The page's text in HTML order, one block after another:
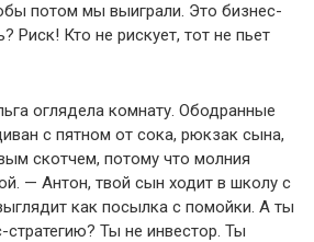
потом мы выиграли. Это бизнес-
Риск! Кто не рискует, тот не пьет
оглядела комнату. Ободранные
с пятном от сока, рюкзак сына,
скотчем, потому что молния
— Антон, твой сын ходит в школу с
как посылка с помойки. А ты
Ты не инвестор. Ты